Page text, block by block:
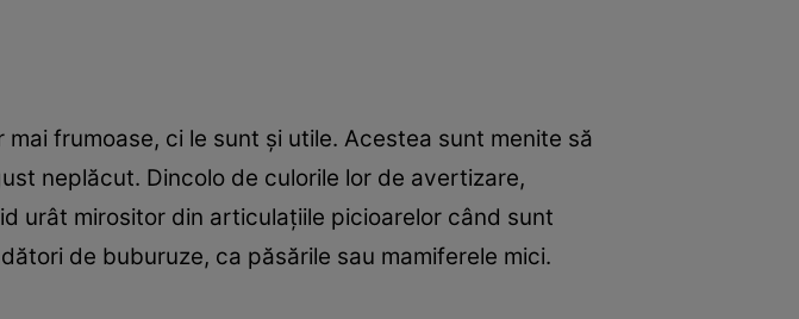
frumoase, ci le sunt şi utile. Acestea sunt menite să
neplăcut. Dincolo de culorile lor de avertizare,
urât mirositor din articulaţiile picioarelor când sunt
de buburuze, ca păsările sau mamiferele mici.